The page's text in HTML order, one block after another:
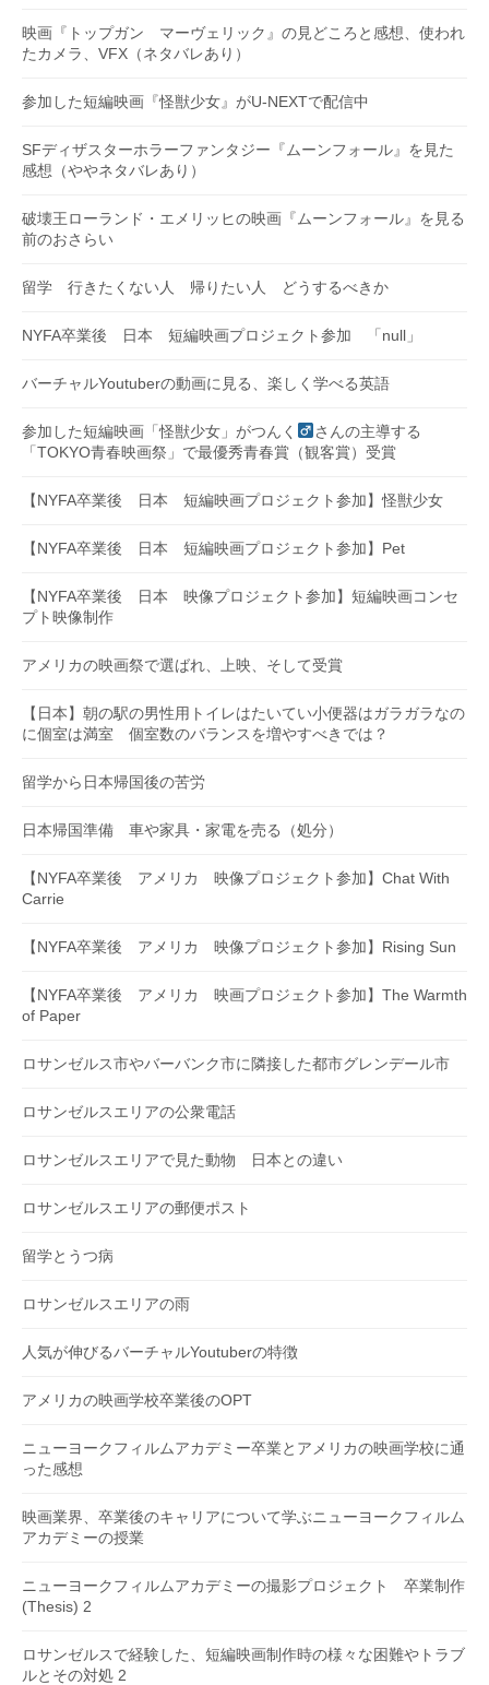
映画『トップガン マーヴェリック』の見どころと感想、使われ
たカメラ、VFX（ネタバレあり）
参加した短編映画『怪獣少女』がU-NEXTで配信中
SFディザスターホラーファンタジー『ムーンフォール』を見た
感想（ややネタバレあり）
破壊王ローランド・エメリッヒの映画『ムーンフォール』を見る
前のおさらい
留学 行きたくない人 帰りたい人 どうするべきか
NYFA卒業後 日本 短編映画プロジェクト参加 「null」
バーチャルYoutuberの動画に見る、楽しく学べる英語
参加した短編映画「怪獣少女」がつんく
さんの主導する
「TOKYO青春映画祭」で最優秀青春賞（観客賞）受賞
【NYFA卒業後 日本 短編映画プロジェクト参加】怪獣少女
【NYFA卒業後 日本 短編映画プロジェクト参加】Pet
【NYFA卒業後 日本 映像プロジェクト参加】短編映画コンセ
プト映像制作
アメリカの映画祭で選ばれ、上映、そして受賞
【日本】朝の駅の男性用トイレはたいてい小便器はガラガラなの
に個室は満室 個室数のバランスを増やすべきでは？
留学から日本帰国後の苦労
日本帰国準備 車や家具・家電を売る（処分）
【NYFA卒業後 アメリカ 映像プロジェクト参加】Chat With
Carrie
【NYFA卒業後 アメリカ 映像プロジェクト参加】Rising Sun
【NYFA卒業後 アメリカ 映画プロジェクト参加】The Warmth
of Paper
ロサンゼルス市やバーバンク市に隣接した都市グレンデール市
ロサンゼルスエリアの公衆電話
ロサンゼルスエリアで見た動物 日本との違い
ロサンゼルスエリアの郵便ポスト
留学とうつ病
ロサンゼルスエリアの雨
人気が伸びるバーチャルYoutuberの特徴
アメリカの映画学校卒業後のOPT
ニューヨークフィルムアカデミー卒業とアメリカの映画学校に通
った感想
映画業界、卒業後のキャリアについて学ぶニューヨークフィルム
アカデミーの授業
ニューヨークフィルムアカデミーの撮影プロジェクト 卒業制作
(Thesis) 2
ロサンゼルスで経験した、短編映画制作時の様々な困難やトラブ
ルとその対処 2